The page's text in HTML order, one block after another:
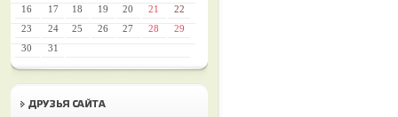
16
17 18 19 20 21
22
23
24 25 26 27 28
29
30
31